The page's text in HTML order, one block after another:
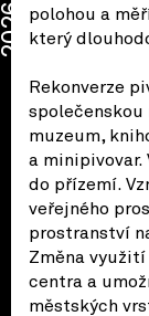
polohou a
který
Rekonverze
společenskou
muzeum,
a minipivovar.
do přízemí.
veřejného
prostranství
Změna
centra a
městských
2026